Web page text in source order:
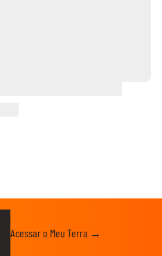
Acessar o Meu Terra →